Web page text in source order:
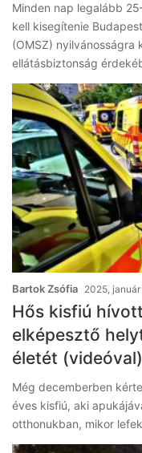
Minden nap legalább
kell kisegítenie
(OMSZ) nyilvánosságra
ellátásbiztonság
Bartok Zsófia 2025,
Hős kisfiú
elképesztő
életét (videóval)
Még decemberben
éves kisfiú, aki
otthonukban, mikor